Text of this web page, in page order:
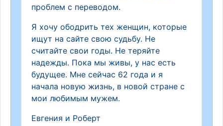
проблем с переводом.
Я хочу ободрить тех женщин, которые
ищут на сайте свою судьбу. Не
считайте свои годы. Не теряйте
надежды. Пока мы живы, у нас есть
будущее. Мне сейчас 62 года и я
начала новую жизнь, в новой стране с
мои любимым мужем.
Евгения и Роберт